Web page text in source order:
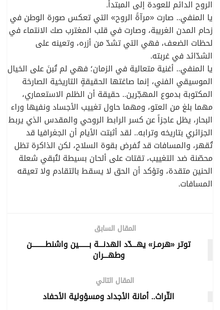
الروح الدائم للعودة إلى المبتدأ.
يا المنفي.. صارت «مرآةً الروح» التي تعكس صورة الوطن في
زحام المدن الغريبة، وصارت في قلب المغترب صك الانتماء في
لحظات الضعف، فهي التي تشدّ من أزره، وتعينه على
الشدّائد في غربته.
يا المنفي.. أغنية متعالية في الزمان؛ فهي لم تُبنَ على الخيال
الموسيقي الفني، إنما صاغتها الحقيقةٍ التاريخية الصارخة
المكتوبة بدموع المهجّرين.. حقيقة أن الظلم الاستعماري،
مهما بلغ من العتو، ومهما حاول تغييب الأجساد ونفيها وراء
البحار، يظل عاجزاً عن كسر الرابط الروحي والمقدس الذي يربط
الجزائري بتاريخه وترابه.. لقد أثبتت الأيام أن الجغرافيا قد
تُقهر، والمسافات قد تُفرض بقوة السلاح، لكن الذاكرة تظل
محصّنة ضد التغييب، تقتات على ألحان بسيطة لتُبقي شعلة
الحنين متقدة، وتؤكد أن الحق لا يسقط بالتقادم ولا تعيقه
المسافات.
المقال السابق
توتر «هرمـز» يهـــدّد الهدنـــة بـــــــين واشنطـــــــــن
وطهـــران
المقال التالي
التّراث.. أمانة الأجداد ومسؤولية الأحفاد